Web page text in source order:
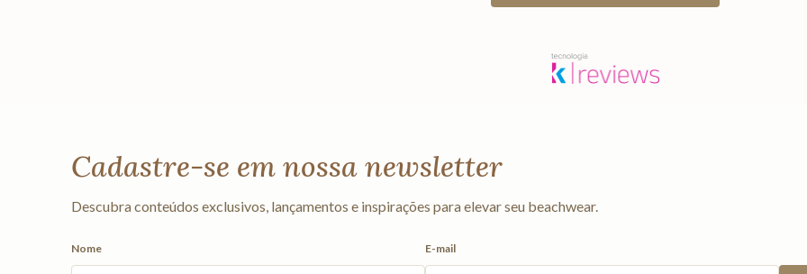
Cadastre-se em nossa newsletter
Descubra conteúdos exclusivos, lançamentos e inspirações para elevar seu beachwear.
Nome E-mail